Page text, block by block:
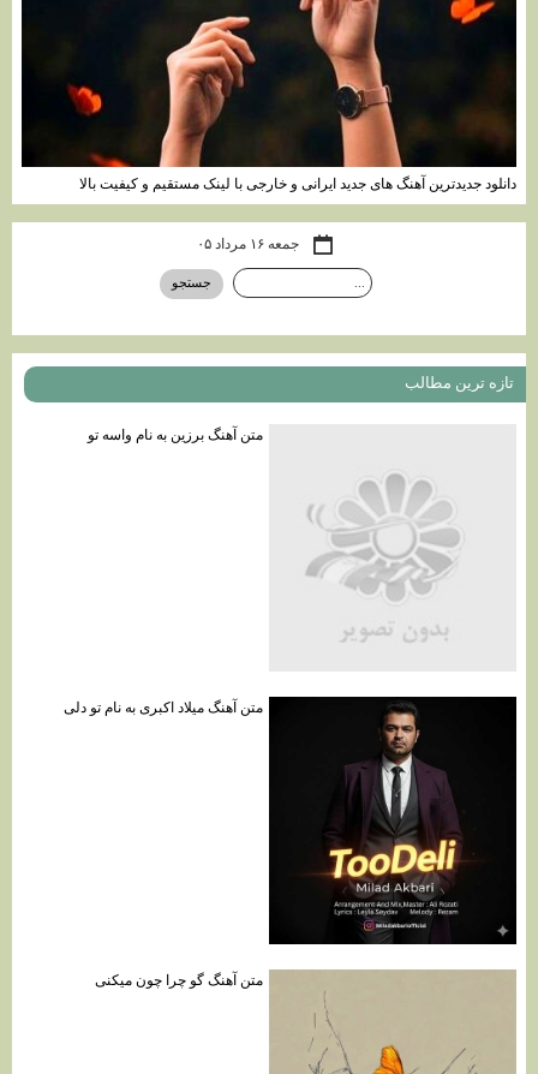
دانلود جدیدترین آهنگ های جدید ایرانی و خارجی با لینک مستقیم و کیفیت بالا
جمعه ۱۶ مرداد ۰۵
تازه ترين مطالب
متن آهنگ برزين به نام واسه تو
متن آهنگ میلاد اکبری به نام تو دلی
متن آهنگ گو چرا چون میکنی